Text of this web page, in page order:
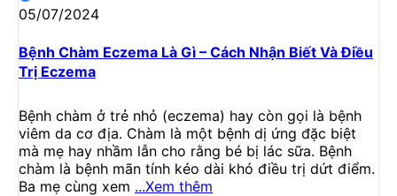
05/07/2024
Bệnh Chàm Eczema Là Gì – Cách Nhận Biết Và Điều
Trị Eczema
Bệnh chàm ở trẻ nhỏ (eczema) hay còn gọi là bệnh
viêm da cơ địa. Chàm là một bệnh dị ứng đặc biệt
mà mẹ hay nhầm lẫn cho rằng bé bị lác sữa. Bệnh
chàm là bệnh mãn tính kéo dài khó điều trị dứt điểm.
Ba mẹ cùng xem ...Xem thêm